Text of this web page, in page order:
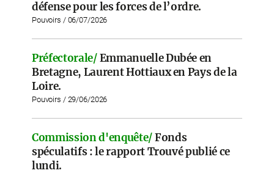
défense pour les forces de l’ordre.
Pouvoirs / 06/07/2026
Préfectorale/ Emmanuelle Dubée en
Bretagne, Laurent Hottiaux en Pays de la
Loire.
Pouvoirs / 29/06/2026
Commission d'enquête/Fonds
spéculatifs : le rapport Trouvé publié ce
lundi.